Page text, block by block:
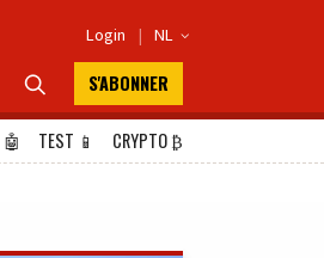
Login | NL 
 S'ABONNER
🤖 TEST 📱 CRYPTO₿